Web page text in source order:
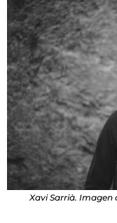
Xavi Sarrià. Imagen